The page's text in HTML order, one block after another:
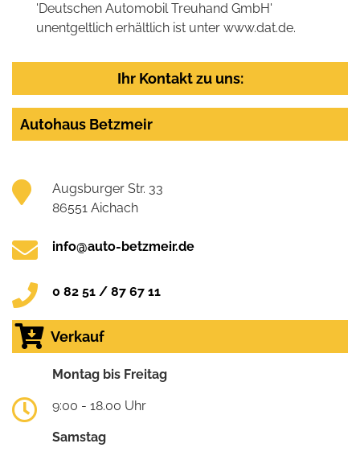
'Deutschen Automobil Treuhand GmbH'
unentgeltlich erhältlich ist unter www.dat.de.
Ihr Kontakt zu uns:
Autohaus Betzmeir
Augsburger Str. 33
86551 Aichach
info@auto-betzmeir.de
0 82 51 / 87 67 11
Verkauf
Montag bis Freitag
9:00 - 18.00 Uhr
Samstag